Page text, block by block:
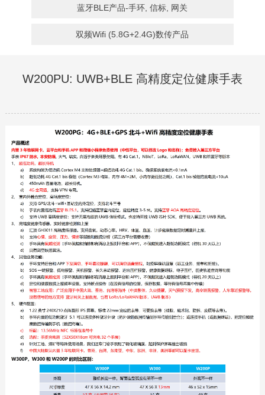
蓝牙BLE产品-手环, 信标, 网关
双频Wifi (5.8G+2.4G)数传产品
W200PU: UWB+BLE 高精度定位健康手表